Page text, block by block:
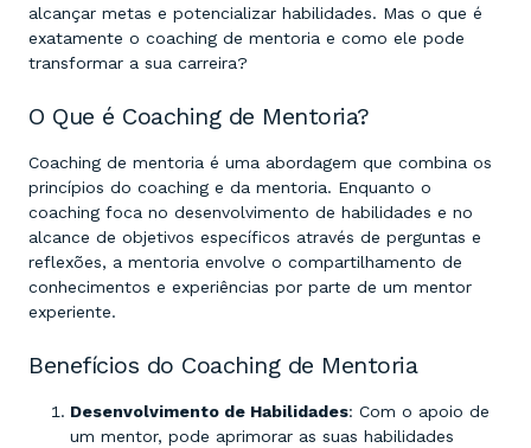
alcançar metas e potencializar habilidades. Mas o que é
exatamente o coaching de mentoria e como ele pode
transformar a sua carreira?
O Que é Coaching de Mentoria?
Coaching de mentoria é uma abordagem que combina os
princípios do coaching e da mentoria. Enquanto o
coaching foca no desenvolvimento de habilidades e no
alcance de objetivos específicos através de perguntas e
reflexões, a mentoria envolve o compartilhamento de
conhecimentos e experiências por parte de um mentor
experiente.
Benefícios do Coaching de Mentoria
Desenvolvimento de Habilidades: Com o apoio de
um mentor, pode aprimorar as suas habilidades